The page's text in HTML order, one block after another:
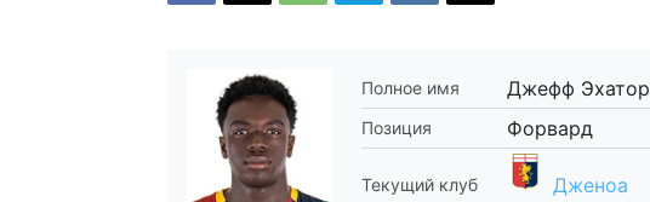
Полное имя Джефф Эхатор
Позиция Форвард
Текущий клуб Дженоа